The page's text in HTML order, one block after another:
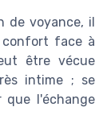
de voyance, il
confort face à
être vécue
intime ; se
que l'échange